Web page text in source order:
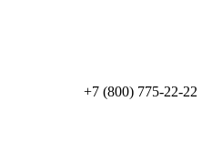
+7 (800) 775-22-22